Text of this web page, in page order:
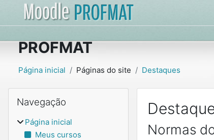
Ir para o conteúdo principal
PROFMAT
Página inicial Páginas do site Destaques
Normas
Blocos
Navegação
Página inicial
Meus cursos